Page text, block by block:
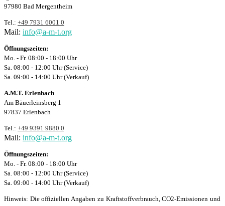
97980 Bad Mergentheim
Tel.: +49 7931 6001 0
Mail: info@a-m-t.org
Öffnungszeiten:
Mo. - Fr. 08:00 - 18:00 Uhr
Sa. 08:00 - 12:00 Uhr (Service)
Sa. 09:00 - 14:00 Uhr (Verkauf)
A.M.T. Erlenbach
Am Bäuerleinsberg 1
97837 Erlenbach
Tel.: +49 9391 9880 0
Mail: info@a-m-t.org
Öffnungszeiten:
Mo. - Fr. 08:00 - 18:00 Uhr
Sa. 08:00 - 12:00 Uhr (Service)
Sa. 09:00 - 14:00 Uhr (Verkauf)
Hinweis: Die offiziellen Angaben zu Kraftstoffverbrauch, CO2-Emissionen und